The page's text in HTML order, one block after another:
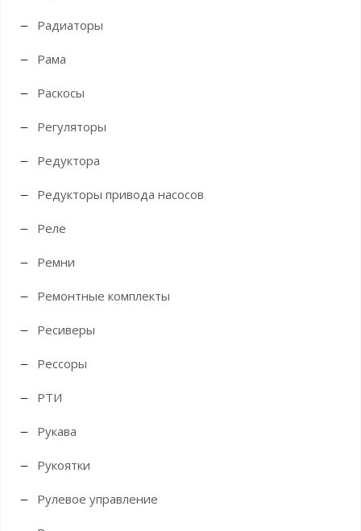
Радиаторы
Рама
Раскосы
Регуляторы
Редуктора
Редукторы привода насосов
Реле
Ремни
Ремонтные комплекты
Ресиверы
Рессоры
РТИ
Рукава
Рукоятки
Рулевое управление